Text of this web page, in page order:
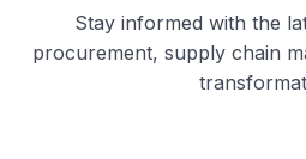
Stay informed with the
procurement, supply chain